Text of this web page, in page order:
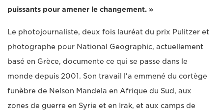
puissants pour amener le changement. »
Le photojournaliste, deux fois lauréat du prix Pulitzer et
photographe pour National Geographic, actuellement
basé en Grèce, documente ce qui se passe dans le
monde depuis 2001. Son travail l'a emmené du cortège
funèbre de Nelson Mandela en Afrique du Sud, aux
zones de guerre en Syrie et en Irak, et aux camps de